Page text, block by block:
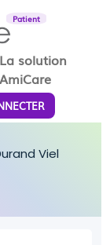
Patient
La solution
AmiCare
Viel